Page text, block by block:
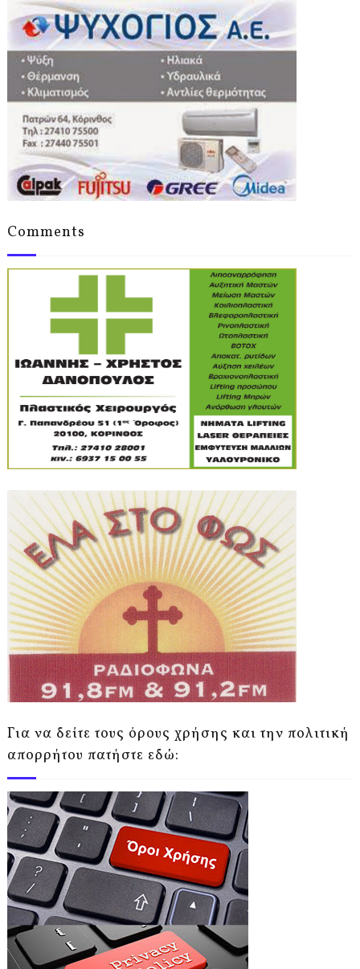
Comments
Για να δείτε τους όρους χρήσης και την πολιτική
απορρήτου πατήστε εδώ: